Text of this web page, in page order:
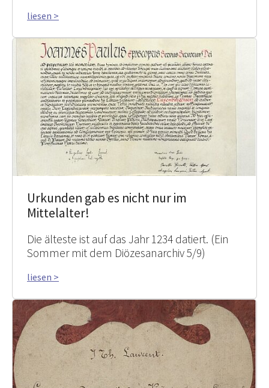
liesen >
Urkunden gab es nicht nur im
Mittelalter!
Die älteste ist auf das Jahr 1234 datiert. (Ein
Sommer mit dem Diözesanarchiv 5/9)
liesen >